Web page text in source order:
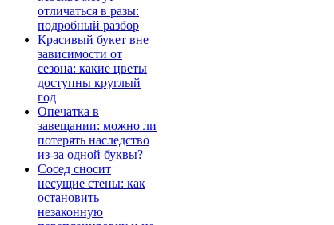
отличаться в разы:
подробный разбор
Красивый букет вне
зависимости от
сезона: какие цветы
доступны круглый
год
Опечатка в
завещании: можно ли
потерять наследство
из-за одной буквы?
Сосед сносит
несущие стены: как
остановить
незаконную